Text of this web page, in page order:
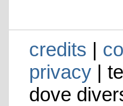
credits |
privacy|
dove